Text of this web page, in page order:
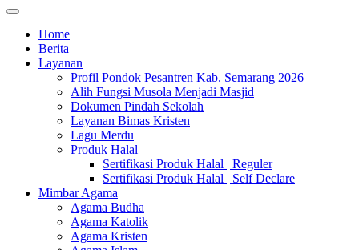
Home
Berita
Layanan
Profil Pondok Pesantren Kab. Semarang 2026
Alih Fungsi Musola Menjadi Masjid
Dokumen Pindah Sekolah
Layanan Bimas Kristen
Lagu Merdu
Produk Halal
Sertifikasi Produk Halal | Reguler
Sertifikasi Produk Halal | Self Declare
Mimbar Agama
Agama Budha
Agama Katolik
Agama Kristen